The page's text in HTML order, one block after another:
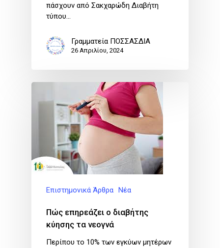
πάσχουν από Σακχαρώδη Διαβήτη
τύπου…
Γραμματεία ΠΟΣΣΑΣΔΙΑ
26 Απριλίου, 2024
Επιστημονικά Άρθρα Νέα
Πώς επηρεάζει ο διαβήτης
κύησης τα νεογνά
Περίπου το 10% των εγκύων μητέρων